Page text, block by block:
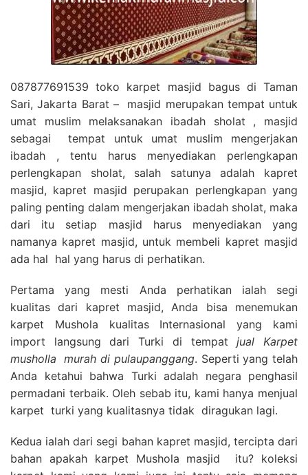
087877691539 toko karpet masjid bagus di Taman
Sari, Jakarta Barat – masjid merupakan tempat untuk
umat muslim melaksanakan ibadah sholat , masjid
sebagai tempat untuk umat muslim mengerjakan
ibadah , tentu harus menyediakan perlengkapan
perlengkapan sholat, salah satunya adalah kapret
masjid, kapret masjid perupakan perlengkapan yang
paling penting dalam mengerjakan ibadah sholat, maka
dari itu setiap masjid harus menyediakan yang
namanya kapret masjid, untuk membeli kapret masjid
ada hal hal yang harus di perhatikan.
Pertama yang mesti Anda perhatikan ialah segi
kualitas dari kapret masjid, Anda bisa menemukan
karpet Mushola kualitas Internasional yang kami
import langsung dari Turki di tempatjual Karpet
musholla
murah di pulaupanggang. Seperti yang telah
Anda ketahui bahwa Turki adalah negara penghasil
permadani terbaik. Oleh sebab itu, kami hanya menjual
karpet turki yang kualitasnya tidak diragukan lagi.
Kedua ialah dari segi bahan kapret masjid, tercipta dari
bahan apakah karpet Mushola masjid itu? koleksi